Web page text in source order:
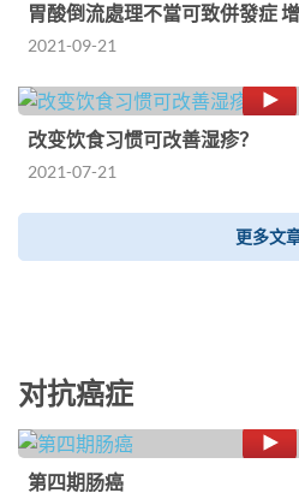
胃酸倒流處理不當可致併發症
2021-09-21
改变饮食习惯可改善湿疹？
2021-07-21
更多文
对抗癌症
第四期肠癌